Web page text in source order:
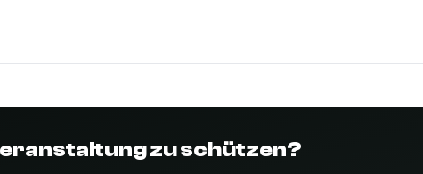
zu schützen?